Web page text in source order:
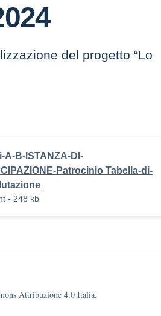
del progetto “Lo
A-B-ISTANZA-DI-
Patrocinio Tabella-di-
- 248 kb
Attribuzione 4.0 Italia.